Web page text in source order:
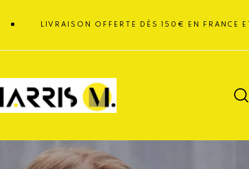
LIVRAISON OFFERTE DÈS 150€ EN FRANCE ET EUROPE